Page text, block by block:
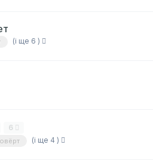
(і ще 6 )
6
(і ще 4 )